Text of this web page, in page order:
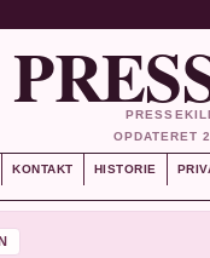
OPDATERET
KONTAKT HISTORIE